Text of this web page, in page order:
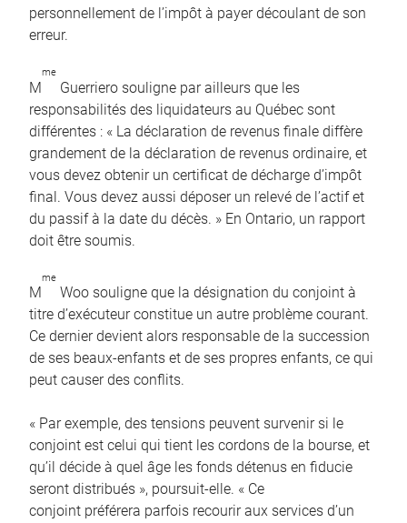
personnellement de l’impôt à payer découlant de son
erreur.
M
me
Guerriero souligne par ailleurs que les
responsabilités des liquidateurs au Québec sont
différentes : « La déclaration de revenus finale diffère
grandement de la déclaration de revenus ordinaire, et
vous devez obtenir un certificat de décharge d’impôt
final. Vous devez aussi déposer un relevé de l’actif et
du passif à la date du décès. » En Ontario, un rapport
doit être soumis.
M
me
Woo souligne que la désignation du conjoint à
titre d’exécuteur constitue un autre problème courant.
Ce dernier devient alors responsable de la succession
de ses beaux-enfants et de ses propres enfants, ce qui
peut causer des conflits.
« Par exemple, des tensions peuvent survenir si le
conjoint est celui qui tient les cordons de la bourse, et
qu’il décide à quel âge les fonds détenus en fiducie
seront distribués », poursuit-elle. « Ce
conjoint préférera parfois recourir aux services d’un